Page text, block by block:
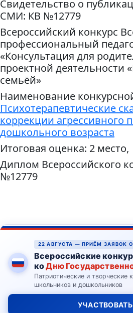
Свидетельство о
СМИ: КВ №12779
Всероссийский конкурс
профессиональный
«Консультация для
проектной деятельности
семьёй»
Наименование
Психотерапевтические
коррекции агрессивного
дошкольного возраста
Итоговая оценка: 2
Диплом Всероссийского
№12779
22 АВГУСТА — ПРИЁМ ЗАЯВОК
Всероссийские
коДню
Патриотические и творческие
школьников и дошкольников
УЧАСТВОВАТЬ